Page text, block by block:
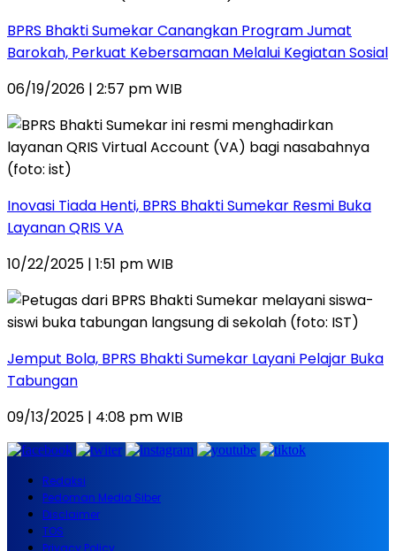
BPRS Bhakti Sumekar Canangkan Program Jumat
Barokah, Perkuat Kebersamaan Melalui Kegiatan Sosial
06/19/2026 | 2:57 pm WIB
Inovasi Tiada Henti, BPRS Bhakti Sumekar Resmi Buka
Layanan QRIS VA
10/22/2025 | 1:51 pm WIB
Jemput Bola, BPRS Bhakti Sumekar Layani Pelajar Buka
Tabungan
09/13/2025 | 4:08 pm WIB
Redaksi
Pedoman Media Siber
Disclaimer
TOS
Privacy Policy